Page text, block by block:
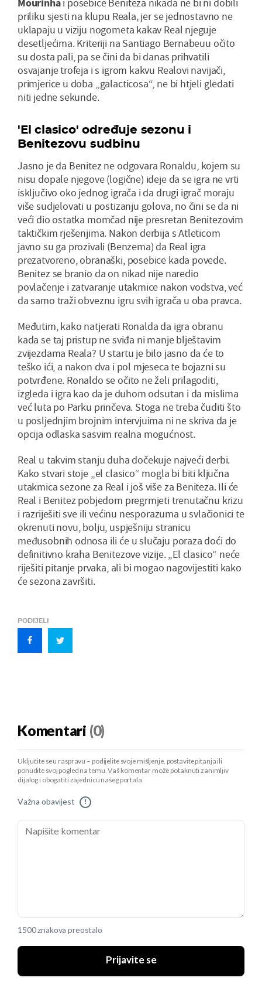
Mourinhai posebice Beniteza nikada ne bi ni dobili
priliku sjesti na klupu Reala, jer se jednostavno ne
uklapaju u viziju nogometa kakav Real njeguje
desetljećima. Kriteriji na Santiago Bernabeuu očito
su dosta pali, pa se čini da bi danas prihvatili
osvajanje trofeja i s igrom kakvu Realovi navijači,
primjerice u doba „galacticosa“, ne bi htjeli gledati
niti jedne sekunde.
'El clasico' određuje sezonu i
Benitezovu sudbinu
Jasno je da Benitez ne odgovara Ronaldu, kojem su
nisu dopale njegove (logične) ideje da se igra ne vrti
isključivo oko jednog igrača i da drugi igrač moraju
više sudjelovati u postizanju golova, no čini se da ni
veći dio ostatka momčad nije presretan Benitezovim
taktičkim rješenjima. Nakon derbija s Atleticom
javno su ga prozivali (Benzema) da Real igra
prezatvoreno, obranaški, posebice kada povede.
Benitez se branio da on nikad nije naredio
povlačenje i zatvaranje utakmice nakon vodstva, već
da samo traži obveznu igru svih igrača u oba pravca.
Međutim, kako natjerati Ronalda da igra obranu
kada se taj pristup ne sviđa ni manje blještavim
zvijezdama Reala? U startu je bilo jasno da će to
teško ići, a nakon dva i pol mjeseca te bojazni su
potvrđene. Ronaldo se očito ne želi prilagoditi,
izgleda i igra kao da je duhom odsutan i da mislima
već luta po Parku prinčeva. Stoga ne treba čuditi što
u posljednjim brojnim intervjuima ni ne skriva da je
opcija odlaska sasvim realna mogućnost.
Real u takvim stanju duha dočekuje najveći derbi.
Kako stvari stoje „el clasico“ mogla bi biti ključna
utakmica sezone za Real i još više za Beniteza. Ili će
Real i Benitez pobjedom pregrmjeti trenutačnu krizu
i razriješiti sve ili većinu nesporazuma u svlačionici te
okrenuti novu, bolju, uspješniju stranicu
međusobnih odnosa ili će u slučaju poraza doći do
definitivno kraha Benitezove vizije. „El clasico“ neće
riješiti pitanje prvaka, ali bi mogao nagovijestiti kako
će sezona završiti.
PODIJELI
Komentari (0)
Uključite se u raspravu – podijelite svoje mišljenje, postavite pitanja ili
ponudite svoj pogled na temu. Vaš komentar može potaknuti zanimljiv
dijalog i obogatiti zajednicu našeg portala.
Važna obavijest !
1500 znakova preostalo
Prijavite se